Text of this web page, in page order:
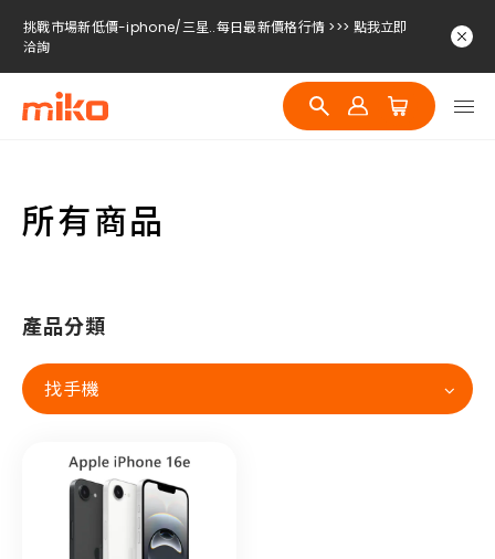
挑戰市場新低價-iphone/三星..每日最新價格行情 >>> 點我立即
洽詢
挑戰市場新低價-iphone/三星..每日最新價格行情 >>> 點我立即
洽詢
挑戰市場新低價-iphone/三星..每日最新價格行情 >>> 點我立即
所有商品
產品分類
找手機